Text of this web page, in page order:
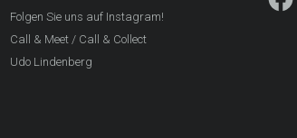
Folgen Sie uns auf Instagram!
Call & Meet / Call & Collect
Udo Lindenberg